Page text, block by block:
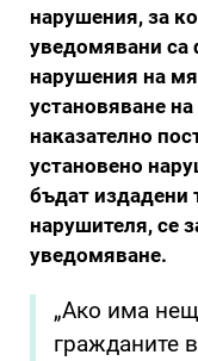
нарушения, за
уведомявани са
нарушения на
установяване
наказателно
установено
бъдат издадени
нарушителя, се
уведомяване.
„Ако има
гражданите